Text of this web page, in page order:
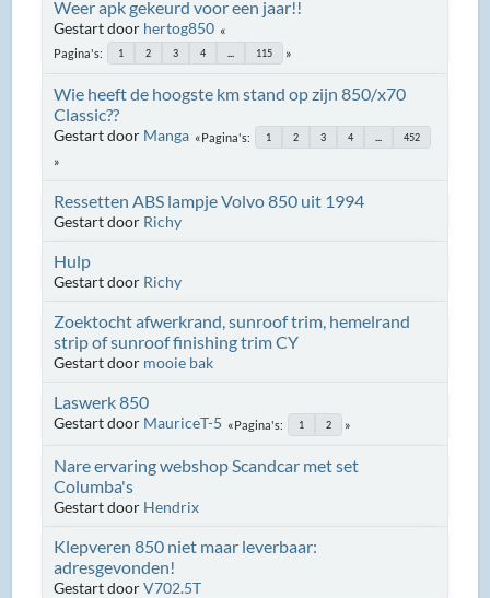
Weer apk gekeurd voor een jaar!!
Gestart door hertog850
Pagina's 1 2 3 4 115
Wie heeft de hoogste km stand op zijn 850/x70
Classic??
Gestart door Manga Pagina's 1 2 3 4 452
Ressetten ABS lampje Volvo 850 uit 1994
Gestart door Richy
Hulp
Gestart door Richy
Zoektocht afwerkrand, sunroof trim, hemelrand
strip of sunroof finishing trim CY
Gestart door mooie bak
Laswerk 850
Gestart door MauriceT-5 Pagina's 1 2
Nare ervaring webshop Scandcar met set
Columba's
Gestart door Hendrix
Klepveren 850 niet maar leverbaar:
adresgevonden!
Gestart doorV702.5T